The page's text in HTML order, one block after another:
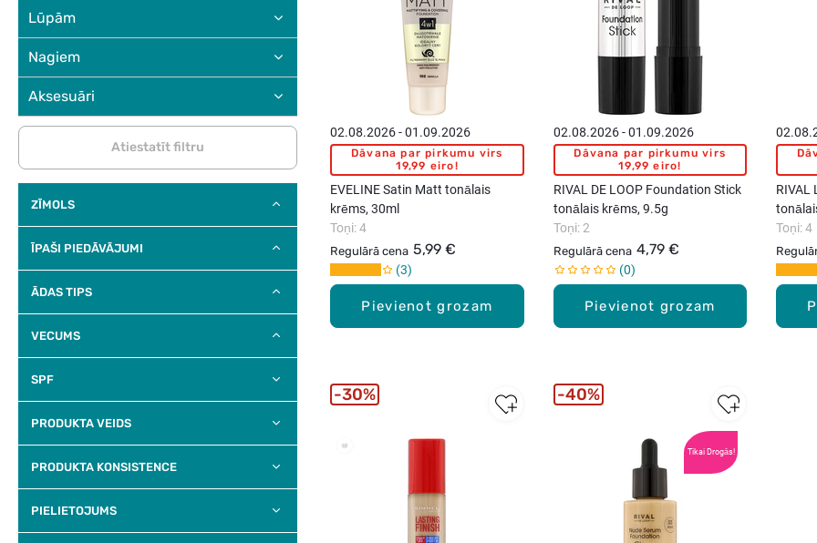
Lūpām
Nagiem
Aksesuāri
Atiestatīt filtru
ZĪMOLS
ĪPAŠI PIEDĀVĀJUMI
ĀDAS TIPS
VECUMS
SPF
PRODUKTA VEIDS
PRODUKTA KONSISTENCE
PIELIETOJUMS
Pievienot grozam
02.08.2026 - 01.09.2026
Dāvana par pirkumu virs
19,99 eiro!
EVELINE Satin Matt tonālais
krēms, 30ml
Regulārā cena 5,99 €
Toņi: 4
3
Pievienot grozam
02.08.2026 - 01.09.2026
Dāvana par pirkumu virs
19,99 eiro!
RIVAL DE LOOP Foundation Stick
tonālais krēms, 9.5g
Regulārā cena 4,79 €
Toņi: 2
0
RIVAL
Toņi: 4
30%
Tikai Drogās!
40%